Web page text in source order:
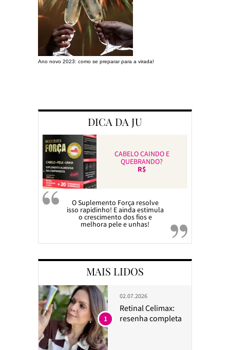
Ano novo 2023: como se preparar para a virada!
DICA DA JU
CABELO CAINDO E
QUEBRANDO?
R$
O Suplemento Força resolve
isso rapidinho! E ainda estimula
o crescimento dos fios e
melhora pele e unhas!
MAIS LIDOS
02.07.2026
Retinal Celimax:
resenha completa
1